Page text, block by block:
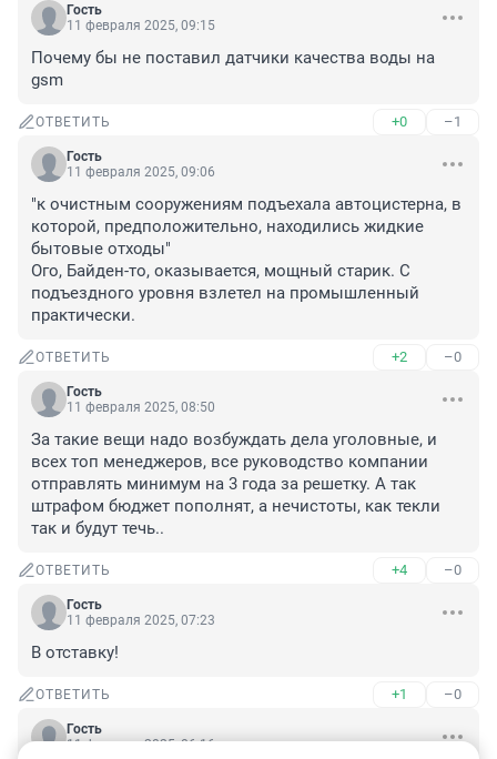
Гость
11 февраля 2025, 09:15
Почему бы не поставил датчики качества воды на
gsm
ОТВЕТИТЬ +0 –1
Гость
11 февраля 2025, 09:06
"к очистным сооружениям подъехала автоцистерна, в
которой, предположительно, находились жидкие
бытовые отходы"
Ого, Байден-то, оказывается, мощный старик. С
подъездного уровня взлетел на промышленный
практически.
ОТВЕТИТЬ +2 –0
Гость
11 февраля 2025, 08:50
За такие вещи надо возбуждать дела уголовные, и
всех топ менеджеров, все руководство компании
отправлять минимум на 3 года за решетку. А так
штрафом бюджет пополнят, а нечистоты, как текли
так и будут течь..
ОТВЕТИТЬ +4 –0
Гость
11 февраля 2025, 07:23
В отставку!
ОТВЕТИТЬ +1 –0
Гость
11 февраля 2025, 06:16